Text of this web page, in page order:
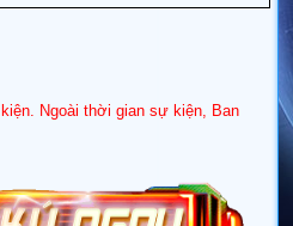
Ngoài thời gian sự kiện, Ban